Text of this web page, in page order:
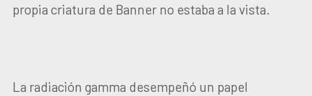
propia criatura de Banner no estaba a la vista.
La radiación gamma desempeñó un papel